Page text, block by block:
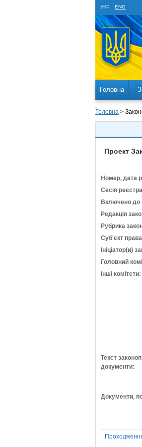
УКР ENG
Головна
Головна >
Проект
Номер, дата
Сесія
Включено до
Редакція
Рубрика
Суб'єкт права
Ініціатор(и)
Головний
Інші комітети:
Текст
документи:
Документи,